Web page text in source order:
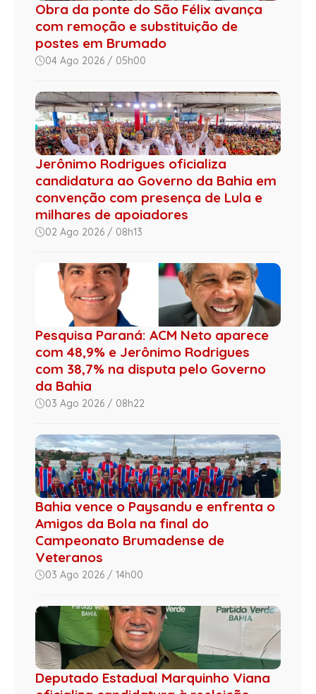
Obra da ponte do São Félix avança
com remoção e substituição de
postes em Brumado
04 Ago 2026 / 05h00
Jerônimo Rodrigues oficializa
candidatura ao Governo da Bahia em
convenção com presença de Lula e
milhares de apoiadores
02 Ago 2026 / 08h13
Pesquisa Paraná: ACM Neto aparece
com 48,9% e Jerônimo Rodrigues
com 38,7% na disputa pelo Governo
da Bahia
03 Ago 2026 / 08h22
Bahia vence o Paysandu e enfrenta o
Amigos da Bola na final do
Campeonato Brumadense de
Veteranos
03 Ago 2026 / 14h00
Deputado Estadual Marquinho Viana